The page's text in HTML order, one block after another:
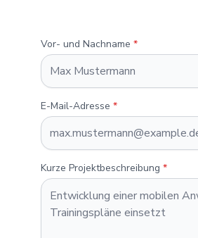
Vor- und Nachname *
E-Mail-Adresse *
Kurze Projektbeschreibung *